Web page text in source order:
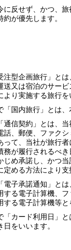
に反せず、かつ、
約が優先します。
注型企画旅行」と
送又は宿泊のサー
り実施する旅行を
「国内旅行」とは
通信契約」とは、
話、郵便、ファク
って、当社が旅行
務が履行されるべ
じめ承諾し、かつ
定める方法により
電子承諾通知」と
する電子計算機、
する電子計算機等
「カード利用日」
日をいいます。